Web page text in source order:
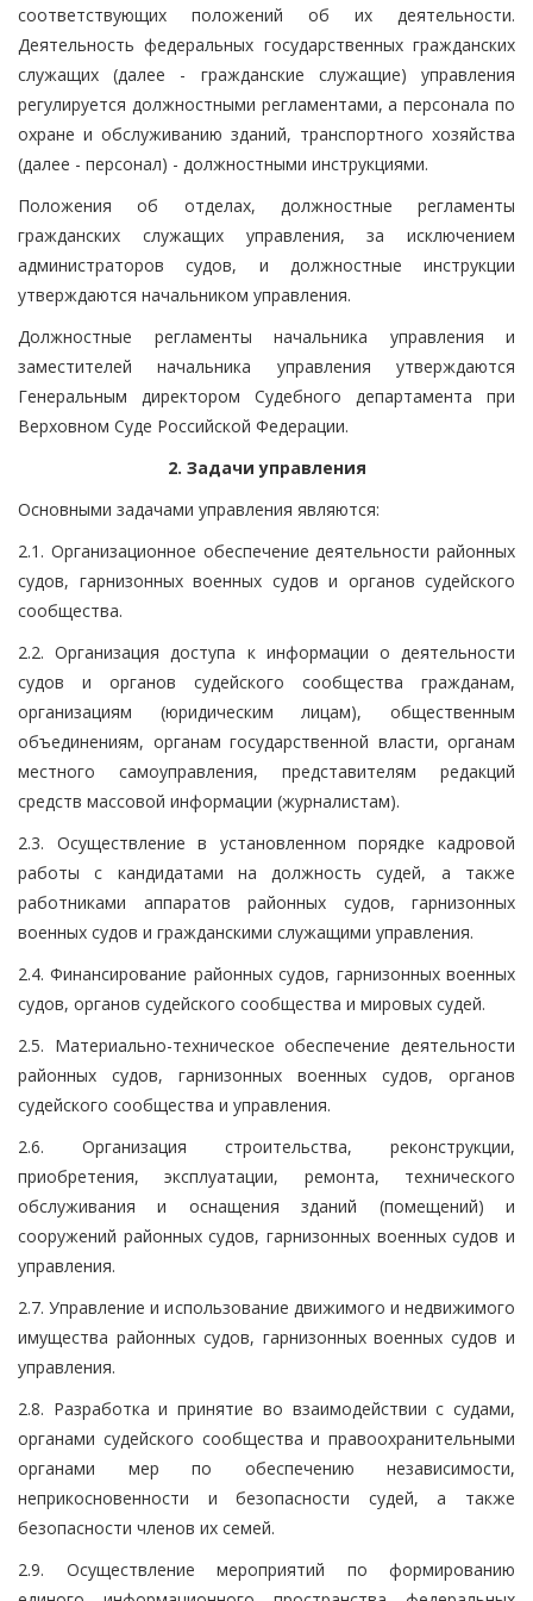
соответствующих положений об их деятельности.
Деятельность федеральных государственных гражданских
служащих (далее - гражданские служащие) управления
регулируется должностными регламентами, а персонала по
охране и обслуживанию зданий, транспортного хозяйства
(далее - персонал) - должностными инструкциями.
Положения об отделах, должностные регламенты
гражданских служащих управления, за исключением
администраторов судов, и должностные инструкции
утверждаются начальником управления.
Должностные регламенты начальника управления и
заместителей начальника управления утверждаются
Генеральным директором Судебного департамента при
Верховном Суде Российской Федерации.
2. Задачи управления
Основными задачами управления являются:
2.1. Организационное обеспечение деятельности районных
судов, гарнизонных военных судов и органов судейского
сообщества.
2.2. Организация доступа к информации о деятельности
судов и органов судейского сообщества гражданам,
организациям (юридическим лицам), общественным
объединениям, органам государственной власти, органам
местного самоуправления, представителям редакций
средств массовой информации (журналистам).
2.3. Осуществление в установленном порядке кадровой
работы с кандидатами на должность судей, а также
работниками аппаратов районных судов, гарнизонных
военных судов и гражданскими служащими управления.
2.4. Финансирование районных судов, гарнизонных военных
судов, органов судейского сообщества и мировых судей.
2.5. Материально-техническое обеспечение деятельности
районных судов, гарнизонных военных судов, органов
судейского сообщества и управления.
2.6. Организация строительства, реконструкции,
приобретения, эксплуатации, ремонта, технического
обслуживания и оснащения зданий (помещений) и
сооружений районных судов, гарнизонных военных судов и
управления.
2.7. Управление и использование движимого и недвижимого
имущества районных судов, гарнизонных военных судов и
управления.
2.8. Разработка и принятие во взаимодействии с судами,
органами судейского сообщества и правоохранительными
органами мер по обеспечению независимости,
неприкосновенности и безопасности судей, а также
безопасности членов их семей.
2.9. Осуществление мероприятий по формированию